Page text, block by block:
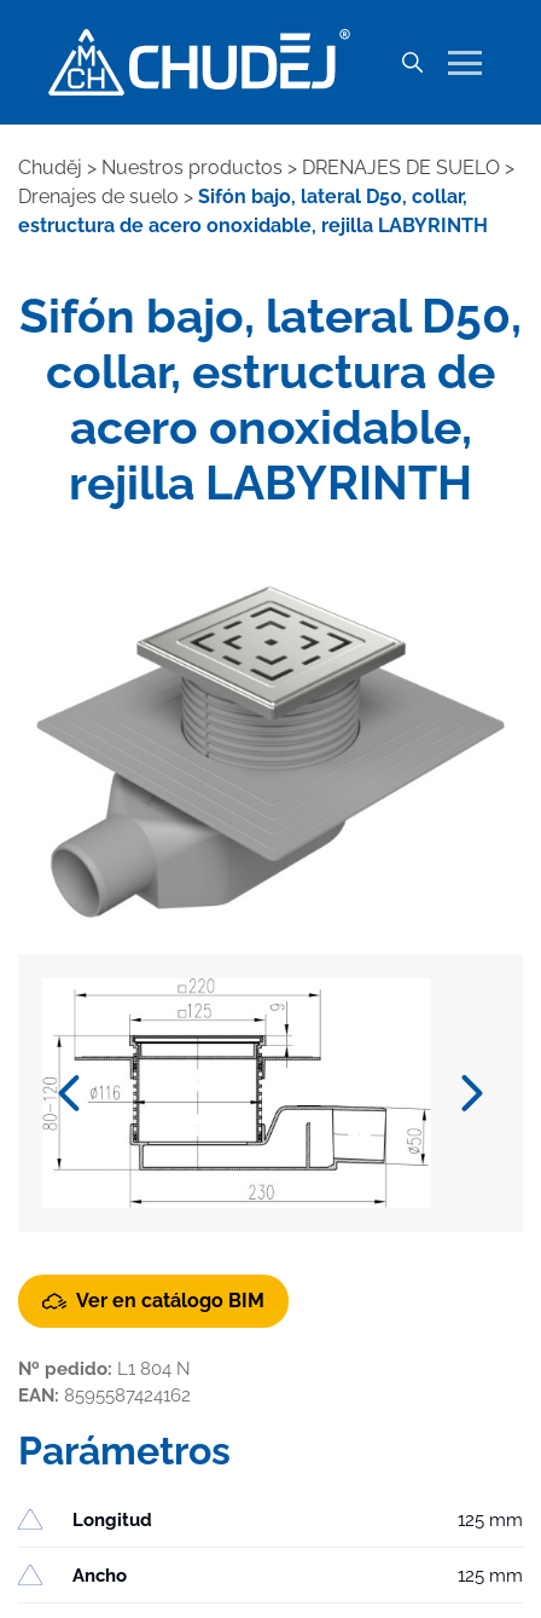
Chuděj > Nuestros productos > DRENAJES DE SUELO >
Drenajes de suelo > Sifón bajo, lateral D50, collar,
estructura de acero onoxidable, rejilla LABYRINTH
Sifón bajo, lateral D50,
collar, estructura de
acero onoxidable,
rejilla LABYRINTH
Ver en catálogo BIM
Nº pedido: L1 804 N
EAN: 8595587424162
Parámetros
Longitud 125 mm
Ancho 125 mm